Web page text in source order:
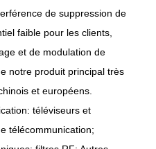
de suppression de
faible pour les clients,
et de modulation de
notre produit principal très
et européens.
téléviseurs et
télécommunication;